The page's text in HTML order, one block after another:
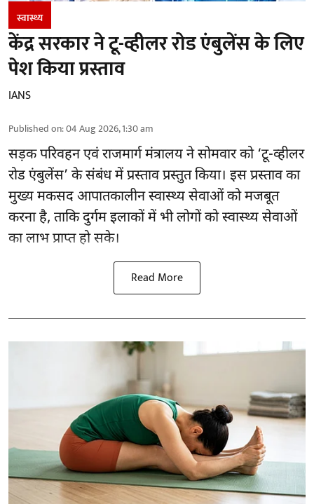
स्वास्थ्य
केंद्र सरकार ने टू-व्हीलर रोड एंबुलेंस के लिए
पेश किया प्रस्ताव
IANS
Published on:04 Aug 2026, 1:30 am
सड़क परिवहन एवं राजमार्ग मंत्रालय ने सोमवार को ‘टू-व्हीलर
रोड एंबुलेंस’ के संबंध में प्रस्ताव प्रस्तुत किया। इस प्रस्ताव का
मुख्य मकसद आपातकालीन स्वास्थ्य सेवाओं को मजबूत
करना है, ताकि दुर्गम इलाकों में भी लोगों को स्वास्थ्य सेवाओं
का लाभ प्राप्त हो सके।
Read More